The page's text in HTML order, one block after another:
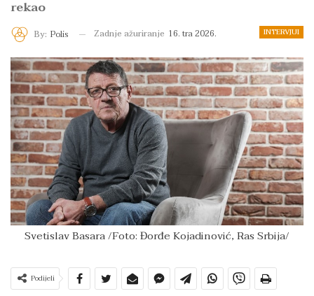
rekao
INTERVJUI
By: Polis Zadnje ažuriranje 16. tra 2026.
Svetislav Basara /Foto: Đorđe Kojadinović, Ras Srbija/
Podijeli